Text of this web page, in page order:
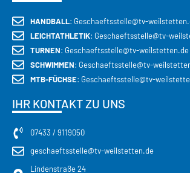
HANDBALL: Geschaeftsstelle@tv-
LEICHTATHLETIK: Geschaeftsstelle@tv-
TURNEN: Geschaeftsstelle@tv-weilstetten.de
SCHWIMMEN: Geschaeftsstelle@tv-
MTB-FÜCHSE: Geschaeftsstelle@tv-
IHR KONTAKT ZU UNS
07433 / 9119050
geschaeftsstelle@tv-weilstetten.de
Lindenstraße 24